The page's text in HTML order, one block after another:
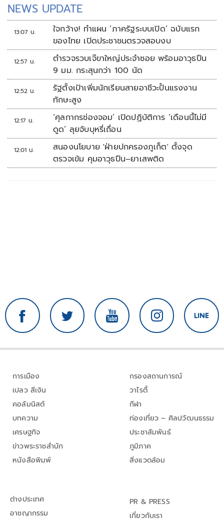
NEWS UPDATE
13:07 น.
ใจกว้าง! ทำแผน ‘ภาครัฐระบบเปิด’ ฉบับแรก
ของไทย เปิดประชาชนตรวจสอบงบ
12:57 น.
ตำรวจรวบเจ๊ขาใหญ่ประจำซอย พร้อมอาวุธปืน
9 มม. กระสุนกว่า 100 นัด
12:52 น.
รัฐตั้งเป้าเพิ่มนักเรียนสายอาชีวะปั้นแรงงาน
ทักษะสูง
12:17 น.
‘ศุลกากรช่องจอม’ เปิดปฏิบัติการ ‘เดือนนี้ไม่มี
ดูด’ ลุยจับบุหรี่เถื่อน
12:01 น.
สนองนโยบาย 'ฝ่ายปกครองภูเก็ต' ตั้งจุด
ตรวจเข้ม คุมอาวุธปืน–ยาเสพติด
การเมือง
เปลว สีเงิน
คอลัมนิสต์
บทความ
เศรษฐกิจ
ข่าวพระราชสำนัก
หนังสือพิมพ์
กรองสถานการณ์
วาไรตี้
กีฬา
ท่องเที่ยว – ศิลปวัฒนธรรม
ประชาสัมพันธ์
ภูมิภาค
สิ่งแวดล้อม
ต่างประเทศ
อาชญากรรม
PR & PRESS
เกี่ยวกับเรา